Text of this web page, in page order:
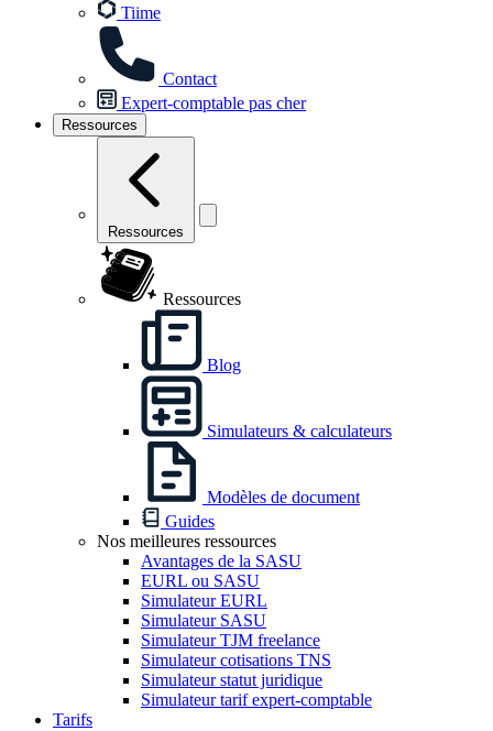
Tiime
Contact
Expert-comptable pas cher
Ressources
Ressources
Ressources
Blog
Simulateurs & calculateurs
Modèles de document
Guides
Nos meilleures ressources
Avantages de la SASU
EURL ou SASU
Simulateur EURL
Simulateur SASU
Simulateur TJM freelance
Simulateur cotisations TNS
Simulateur statut juridique
Simulateur tarif expert-comptable
Tarifs